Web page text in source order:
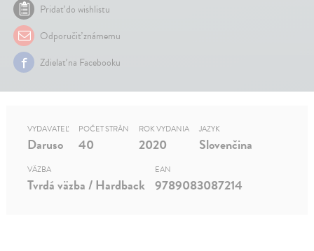
Pridať do wishlistu
Odporučiť známemu
Zdielať na Facebooku
VYDAVATEĽ
Daruso
POČET STRÁN
40
ROK VYDANIA
2020
JAZYK
Slovenčina
VÄZBA
Tvrdá väzba / Hardback
EAN
9789083087214